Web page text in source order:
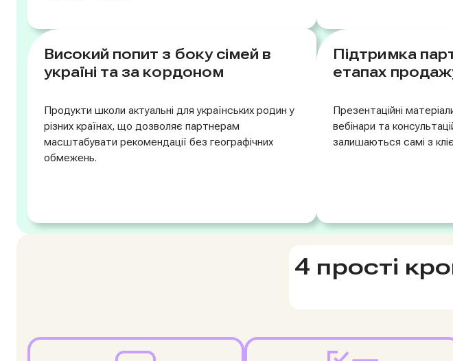
Високий попит з боку сімей в
україні та за кордоном
Продукти школи актуальні для українських родин у
різних країнах, що дозволяє партнерам
масштабувати рекомендації без географічних
обмежень.
Підтримка
етапах
Презентаційні
вебінари та
залишаються самі з
4 прості